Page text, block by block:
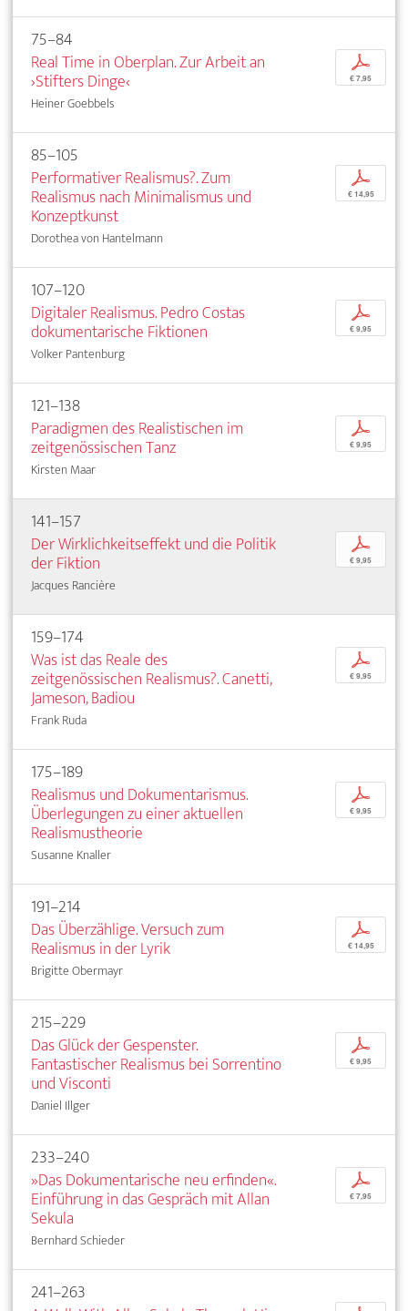
75–84
Real Time in Oberplan. Zur Arbeit an
›Stifters Dinge‹
Heiner Goebbels
p
€ 7,95
85–105
Performativer Realismus?. Zum
Realismus nach Minimalismus und
Konzeptkunst
Dorothea von Hantelmann
p
€ 14,95
107–120
Digitaler Realismus. Pedro Costas
dokumentarische Fiktionen
Volker Pantenburg
p
€ 9,95
121–138
Paradigmen des Realistischen im
zeitgenössischen Tanz
Kirsten Maar
p
€ 9,95
141–157
Der Wirklichkeitseffekt und die Politik
der Fiktion
Jacques Rancière
p
€ 9,95
159–174
Was ist das Reale des
zeitgenössischen Realismus?. Canetti,
Jameson, Badiou
Frank Ruda
p
€ 9,95
175–189
Realismus und Dokumentarismus.
Überlegungen zu einer aktuellen
Realismustheorie
Susanne Knaller
p
€ 9,95
191–214
Das Überzählige. Versuch zum
Realismus in der Lyrik
Brigitte Obermayr
p
€ 14,95
215–229
Das Glück der Gespenster.
Fantastischer Realismus bei Sorrentino
und Visconti
Daniel Illger
p
€ 9,95
233–240
»Das Dokumentarische neu erfinden«.
Einführung in das Gespräch mit Allan
Sekula
Bernhard Schieder
p
€ 7,95
241–263